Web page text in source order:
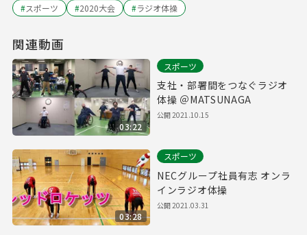
#スポーツ #2020大会 #ラジオ体操
関連動画
03:22
スポーツ
支社・部署間をつなぐラジオ
体操 ＠MATSUNAGA
公開2021.10.15
03:28
スポーツ
NECグループ社員有志 オンラ
インラジオ体操
公開2021.03.31